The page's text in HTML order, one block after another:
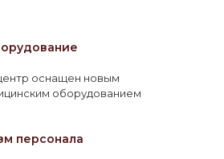
оснащен новым
оборудованием
персонала